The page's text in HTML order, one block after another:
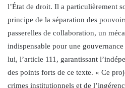
l’État de droit. Il a particulièrement
principe de la séparation des
passerelles de collaboration, un
indispensable pour une
lui, l’article 111, garantissant
des points forts de ce texte. « Ce
crimes institutionnels et de